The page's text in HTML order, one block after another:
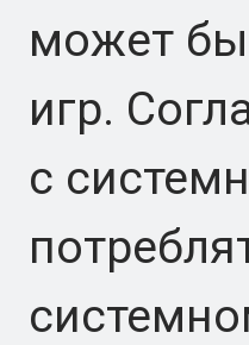
может
игр.
с